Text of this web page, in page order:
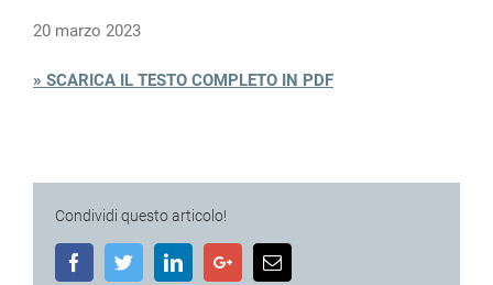
20 marzo 2023
» SCARICA IL TESTO COMPLETO IN PDF
Condividi questo articolo!
FacebookTwitterLinkedInGoogle+Email